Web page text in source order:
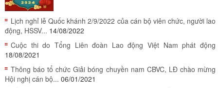
Lịch nghỉ lễ Quốc khánh 2/9/2022 của cán bộ viên chức, người lao
động, HSSV... 14/08/2022
Cuộc thi do Tổng Liên đoàn Lao động Việt Nam phát động
18/08/2021
Thông báo tổ chức Giải bóng chuyền nam CBVC, LĐ chào mừng
Hội nghị cán bộ... 06/01/2021